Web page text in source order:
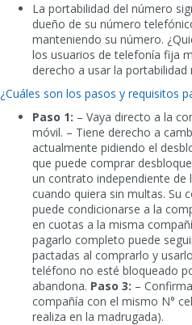
La portabilidad del número
dueño de su número
manteniendo su número.
los usuarios de telefonía fija
derecho a usar la portabilidad
¿Cuáles son los pasos y requisitos
Paso 1: – Vaya directo a la
móvil. – Tiene derecho a
actualmente pidiendo el
que puede comprar
un contrato independiente
cuando quiera sin multas. Su
puede condicionarse a la
en cuotas a la misma
pagarlo completo puede
pactadas al comprarlo y
teléfono no esté bloqueado
abandona. Paso 3: –
compañía con el mismo N°
realiza en la madrugada).